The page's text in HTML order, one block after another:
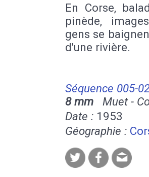
En Corse,
pinède,
gens se
d'une rivière.
Séquence 005-
8 mm Muet -
Date : 1953
Géographie :